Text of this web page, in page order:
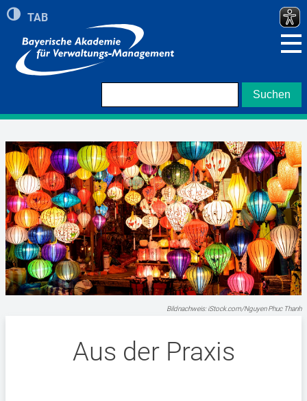
Umschalten auf hohe Kontraste
TAB
Zeigt roten Rand bei Navigation mit TAB Taste
Bildnachweis: iStock.com/Nguyen Phuc Thanh
Aus der Praxis